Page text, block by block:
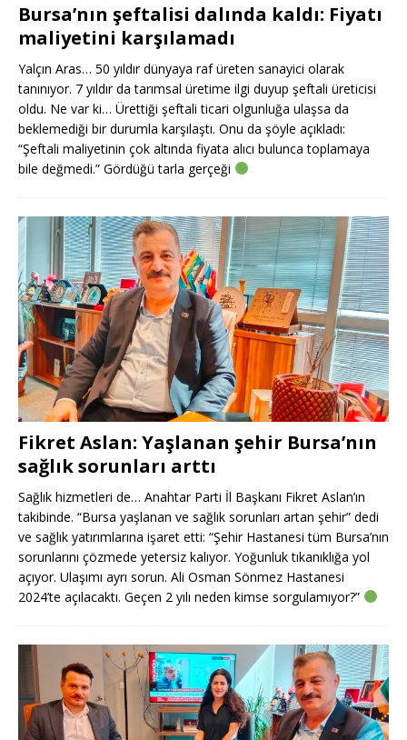
Bursa’nın şeftalisi dalında kaldı: Fiyatı
maliyetini karşılamadı
Yalçın Aras… 50 yıldır dünyaya raf üreten sanayici olarak
tanınıyor. 7 yıldır da tarımsal üretime ilgi duyup şeftali üreticisi
oldu. Ne var ki… Ürettiği şeftali ticari olgunluğa ulaşsa da
beklemediği bir durumla karşılaştı. Onu da şöyle açıkladı:
“Şeftali maliyetinin çok altında fiyata alıcı bulunca toplamaya
bile değmedi.” Gördüğü tarla gerçeği
Fikret Aslan: Yaşlanan şehir Bursa’nın
sağlık sorunları arttı
Sağlık hizmetleri de… Anahtar Parti İl Başkanı Fikret Aslan’ın
takibinde. “Bursa yaşlanan ve sağlık sorunları artan şehir” dedi
ve sağlık yatırımlarına işaret etti: “Şehir Hastanesi tüm Bursa’nın
sorunlarını çözmede yetersiz kalıyor. Yoğunluk tıkanıklığa yol
açıyor. Ulaşımı ayrı sorun. Ali Osman Sönmez Hastanesi
2024’te açılacaktı. Geçen 2 yılı neden kimse sorgulamıyor?”